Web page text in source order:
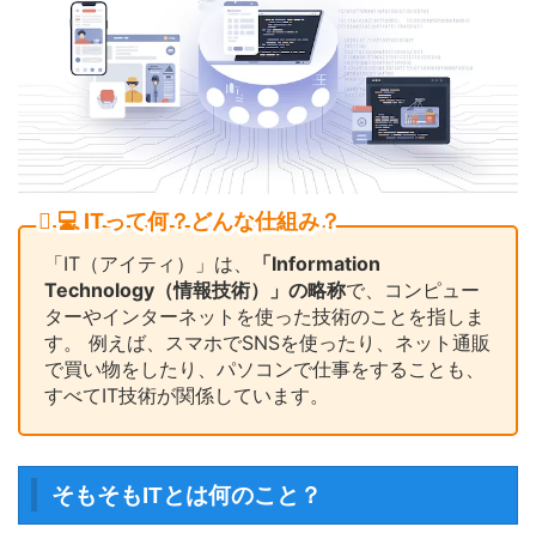
💻 ITって何？どんな仕組み？
「IT（アイティ）」は、
「Information
Technology（情報技術）」の略称で、コンピュー
ターやインターネットを使った技術のことを指しま
す。 例えば、スマホでSNSを使ったり、ネット通販
で買い物をしたり、パソコンで仕事をすることも、
すべてIT技術が関係しています。
そもそもITとは何のこと？